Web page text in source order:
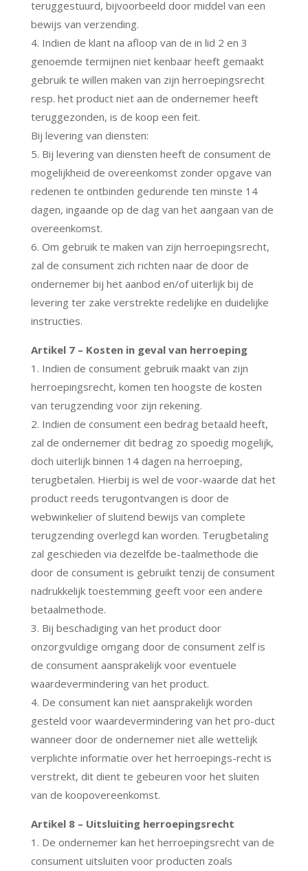
teruggestuurd, bijvoorbeeld door middel van een
bewijs van verzending.
4. Indien de klant na afloop van de in lid 2 en 3
genoemde termijnen niet kenbaar heeft gemaakt
gebruik te willen maken van zijn herroepingsrecht
resp. het product niet aan de ondernemer heeft
teruggezonden, is de koop een feit.
Bij levering van diensten:
5. Bij levering van diensten heeft de consument de
mogelijkheid de overeenkomst zonder opgave van
redenen te ontbinden gedurende ten minste 14
dagen, ingaande op de dag van het aangaan van de
overeenkomst.
6. Om gebruik te maken van zijn herroepingsrecht,
zal de consument zich richten naar de door de
ondernemer bij het aanbod en/of uiterlijk bij de
levering ter zake verstrekte redelijke en duidelijke
instructies.
Artikel 7 – Kosten in geval van herroeping
1. Indien de consument gebruik maakt van zijn
herroepingsrecht, komen ten hoogste de kosten
van terugzending voor zijn rekening.
2. Indien de consument een bedrag betaald heeft,
zal de ondernemer dit bedrag zo spoedig mogelijk,
doch uiterlijk binnen 14 dagen na herroeping,
terugbetalen. Hierbij is wel de voor-waarde dat het
product reeds terugontvangen is door de
webwinkelier of sluitend bewijs van complete
terugzending overlegd kan worden. Terugbetaling
zal geschieden via dezelfde be-taalmethode die
door de consument is gebruikt tenzij de consument
nadrukkelijk toestemming geeft voor een andere
betaalmethode.
3. Bij beschadiging van het product door
onzorgvuldige omgang door de consument zelf is
de consument aansprakelijk voor eventuele
waardevermindering van het product.
4. De consument kan niet aansprakelijk worden
gesteld voor waardevermindering van het pro-duct
wanneer door de ondernemer niet alle wettelijk
verplichte informatie over het herroepings-recht is
verstrekt, dit dient te gebeuren voor het sluiten
van de koopovereenkomst.
Artikel 8 – Uitsluiting herroepingsrecht
1. De ondernemer kan het herroepingsrecht van de
consument uitsluiten voor producten zoals